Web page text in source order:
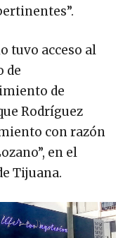
tuvo acceso al
de
de
Rodríguez
con razón
en el
Tijuana.